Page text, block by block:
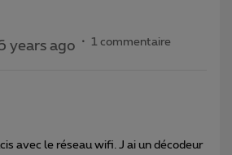
years ago 1 commentaire
avec le réseau wifi. J ai un décodeur